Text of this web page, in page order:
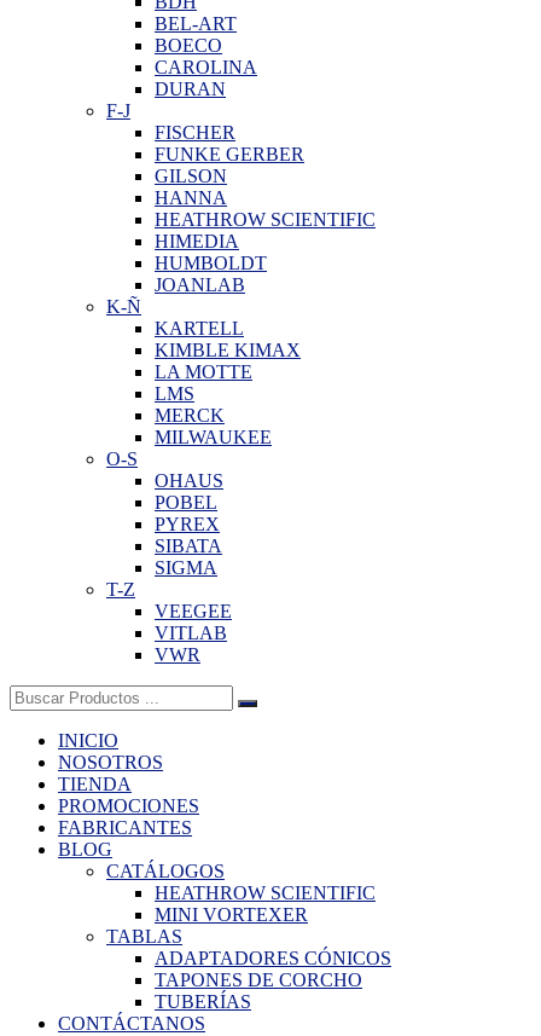
BEL-ART
BOECO
CAROLINA
DURAN
F-J
FISCHER
FUNKE GERBER
GILSON
HANNA
HEATHROW SCIENTIFIC
HIMEDIA
HUMBOLDT
JOANLAB
K-Ñ
KARTELL
KIMBLE KIMAX
LA MOTTE
LMS
MERCK
MILWAUKEE
O-S
OHAUS
POBEL
PYREX
SIBATA
SIGMA
T-Z
VEEGEE
VITLAB
VWR
Buscar:
INICIO
NOSOTROS
TIENDA
PROMOCIONES
FABRICANTES
BLOG
CATÁLOGOS
HEATHROW SCIENTIFIC
MINI VORTEXER
TABLAS
ADAPTADORES CÓNICOS
TAPONES DE CORCHO
TUBERÍAS
CONTÁCTANOS